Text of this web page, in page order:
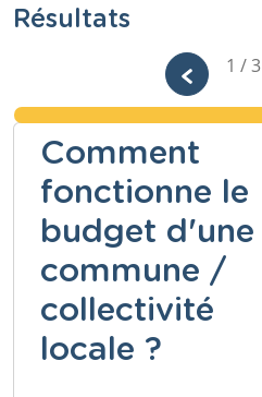
Résultats
1 / 3
Comment
fonctionne le
budget d'une
commune /
collectivité
locale ?